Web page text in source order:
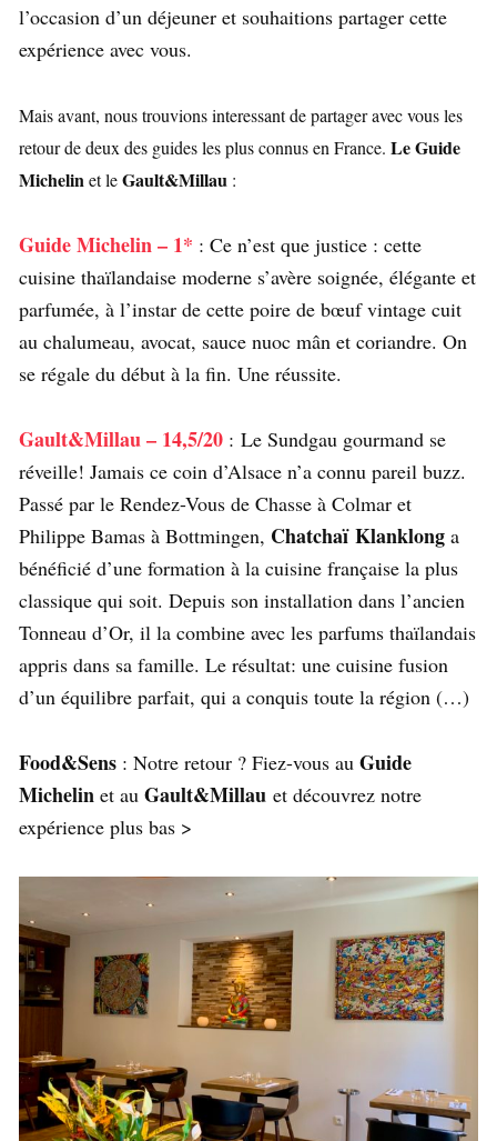
l’occasion d’un déjeuner et souhaitions partager cette
expérience avec vous.
Mais avant, nous trouvions interessant de partager avec vous les
retour de deux des guides les plus connus en France. Le Guide
Michelinet leGault&Millau :
Guide Michelin – 1* : Ce n’est que justice : cette
cuisine thaïlandaise moderne s’avère soignée, élégante et
parfumée, à l’instar de cette poire de bœuf vintage cuit
au chalumeau, avocat, sauce nuoc mân et coriandre. On
se régale du début à la fin. Une réussite.
Gault&Millau – 14,5/20 : Le Sundgau gourmand se
réveille! Jamais ce coin d’Alsace n’a connu pareil buzz.
Passé par le Rendez-Vous de Chasse à Colmar et
Philippe Bamas à Bottmingen, ChatchaïKlanklong a
bénéficié d’une formation à la cuisine française la plus
classique qui soit. Depuis son installation dans l’ancien
Tonneau d’Or, il la combine avec les parfums thaïlandais
appris dans sa famille. Le résultat: une cuisine fusion
d’un équilibre parfait, qui a conquis toute la région (…)
Food&Sens : Notre retour ? Fiez-vous au Guide
Michelin et au Gault&Millau et découvrez notre
expérience plus bas >